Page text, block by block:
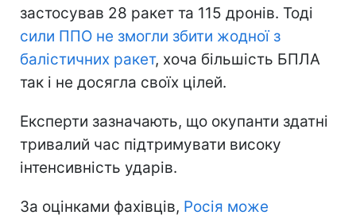
застосував 28 ракет та 115 дронів. Тоді
сили ППО не змогли збити жодної з
балістичних ракет, хоча більшість БПЛА
так і не досягла своїх цілей.
Експерти зазначають, що окупанти здатні
тривалий час підтримувати високу
інтенсивність ударів.
За оцінками фахівців, Росія може